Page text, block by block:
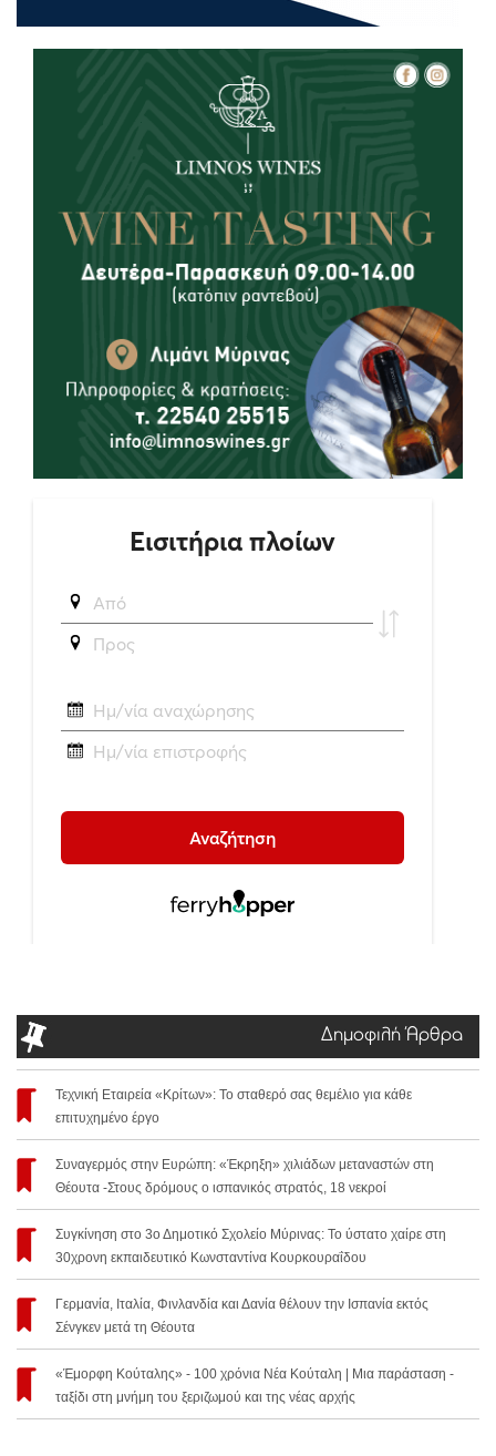
Δημοφιλή Άρθρα
Τεχνική Εταιρεία «Κρίτων»: Το σταθερό σας θεμέλιο για κάθε
επιτυχημένο έργο
Συναγερμός στην Ευρώπη: «Έκρηξη» χιλιάδων μεταναστών στη
Θέουτα -Στους δρόμους ο ισπανικός στρατός, 18 νεκροί
Συγκίνηση στο 3ο Δημοτικό Σχολείο Μύρινας: Το ύστατο χαίρε στη
30χρονη εκπαιδευτικό Κωνσταντίνα Κουρκουραΐδου
Γερμανία, Ιταλία, Φινλανδία και Δανία θέλουν την Ισπανία εκτός
Σένγκεν μετά τη Θέουτα
«Έμορφη Κούταλης» - 100 χρόνια Νέα Κούταλη | Μια παράσταση -
ταξίδι στη μνήμη του ξεριζωμού και της νέας αρχής